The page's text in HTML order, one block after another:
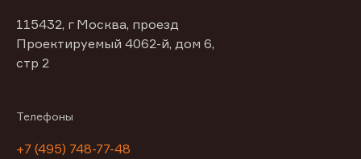
115432, г Москва, проезд
Проектируемый 4062-й, дом 6,
стр 2
Телефоны
+7 (495) 748-77-48